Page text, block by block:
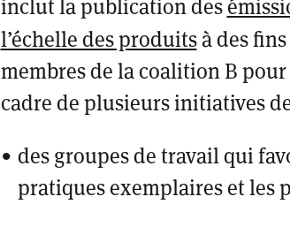
l’échelle des produitsà des fins
membres de la coalition B
cadre de plusieurs initiatives
des groupes de travail qui
pratiques exemplaires et les